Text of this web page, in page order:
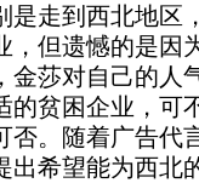
是走到西北地区
，但遗憾的是因
金莎对自己的人
的贫困企业，可
否。随着广告代
出希望能为西北